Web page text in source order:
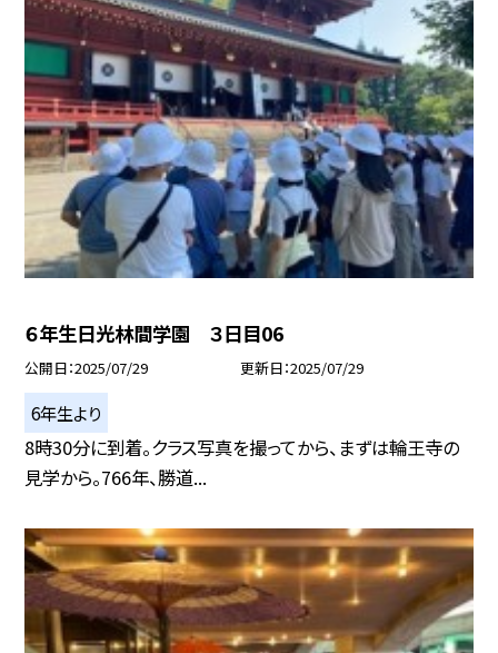
６年生日光林間学園 ３日目06
公開日 2025/07/29 更新日 2025/07/29
6年生より
8時30分に到着。クラス写真を撮ってから、まずは輪王寺の
見学から。766年、勝道...